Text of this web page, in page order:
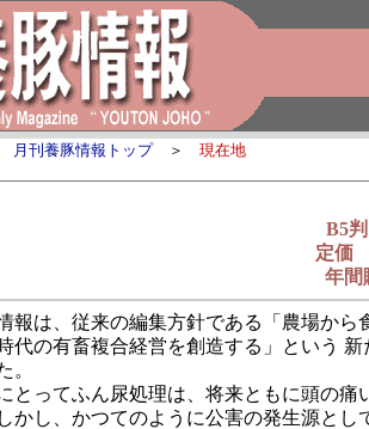
月刊養豚情報トップ＞ 現在地
B5
定
年間
報は、従来の編集方針である「農場から
代の有畜複合経営を創造する」という 新
。
とってふん尿処理は、将来ともに頭の痛
かし、かつてのように公害の発生源とし